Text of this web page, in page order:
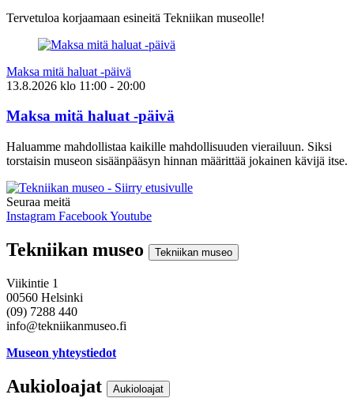
Tervetuloa korjaamaan esineitä Tekniikan museolle!
Maksa mitä haluat -päivä
13.8.2026 klo 11:00 - 20:00
Maksa mitä haluat -päivä
Haluamme mahdollistaa kaikille mahdollisuuden vierailuun. Siksi
torstaisin museon sisäänpääsyn hinnan määrittää jokainen kävijä itse.
Seuraa meitä
Instagram FacebookYoutube
Tekniikan museo Tekniikan museo
Viikintie 1
00560 Helsinki
(09) 7288 440
info@tekniikanmuseo.fi
Museon yhteystiedot
Aukioloajat Aukioloajat